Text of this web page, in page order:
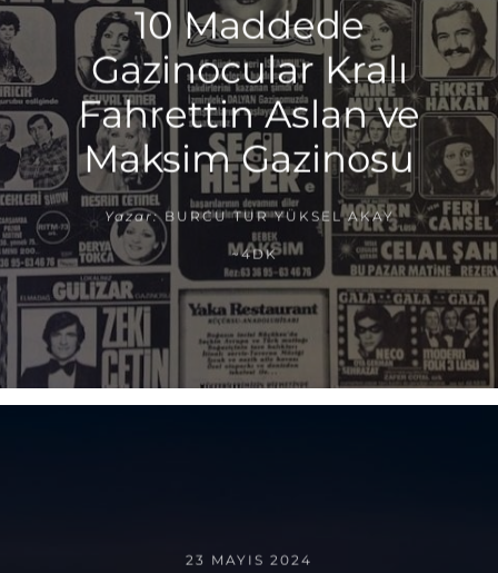
10 Maddede
Gazinocular Kralı
Fahrettin Aslan ve
Maksim Gazinosu
Yazar: BURCU TUR YÜKSEL AKAY
~4DK
23 MAYIS 2024